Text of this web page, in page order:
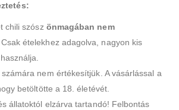
chili szósz önmagában nem
Csak ételekhez adagolva, nagyon kis
nem értékesítjük. A vásárlással a
betöltötte a 18. életévét.
állatoktól elzárva tartandó! Felbontás